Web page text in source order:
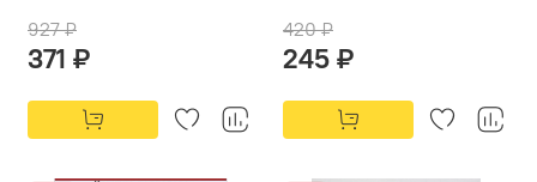
927 ₽
371 ₽
420 ₽
245 ₽